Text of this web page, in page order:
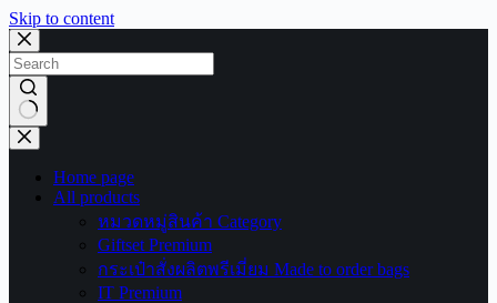
Skip to content
No
results
Home page
All products
หมวดหมู่สินค้า Category
Giftset Premium
กระเป๋าสั่งผลิตพรีเมี่ยม Made to order bags
IT Premium